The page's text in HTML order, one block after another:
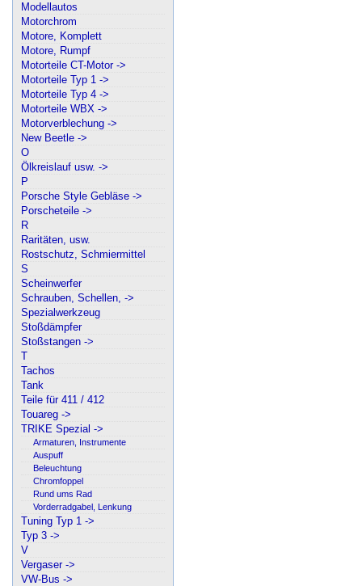
Modellautos
Motorchrom
Motore, Komplett
Motore, Rumpf
Motorteile CT-Motor ->
Motorteile Typ 1 ->
Motorteile Typ 4 ->
Motorteile WBX ->
Motorverblechung ->
New Beetle ->
O
Ölkreislauf usw. ->
P
Porsche Style Gebläse ->
Porscheteile ->
R
Raritäten, usw.
Rostschutz, Schmiermittel
S
Scheinwerfer
Schrauben, Schellen, ->
Spezialwerkzeug
Stoßdämpfer
Stoßstangen ->
T
Tachos
Tank
Teile für 411 / 412
Touareg ->
TRIKE Spezial ->
Armaturen, Instrumente
Auspuff
Beleuchtung
Chromfoppel
Rund ums Rad
Vorderradgabel, Lenkung
Tuning Typ 1 ->
Typ 3 ->
V
Vergaser ->
VW-Bus ->